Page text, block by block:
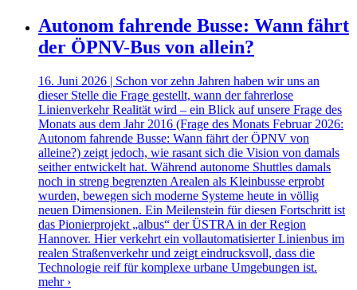
Autonom fahrende Busse: Wann fährt
der ÖPNV-Bus von allein?
16. Juni 2026 | Schon vor zehn Jahren haben wir uns an
dieser Stelle die Frage gestellt, wann der fahrerlose
Linienverkehr Realität wird – ein Blick auf unsere Frage des
Monats aus dem Jahr 2016 (Frage des Monats Februar 2026:
Autonom fahrende Busse: Wann fährt der ÖPNV von
alleine?) zeigt jedoch, wie rasant sich die Vision von damals
seither entwickelt hat. Während autonome Shuttles damals
noch in streng begrenzten Arealen als Kleinbusse erprobt
wurden, bewegen sich moderne Systeme heute in völlig
neuen Dimensionen. Ein Meilenstein für diesen Fortschritt ist
das Pionierprojekt „albus“ der ÜSTRA in der Region
Hannover. Hier verkehrt ein vollautomatisierter Linienbus im
realen Straßenverkehr und zeigt eindrucksvoll, dass die
Technologie reif für komplexe urbane Umgebungen ist.
mehr ›